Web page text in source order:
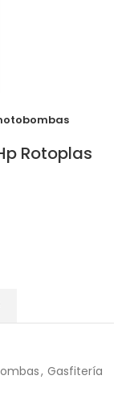
Rotoplas
, Gasfitería